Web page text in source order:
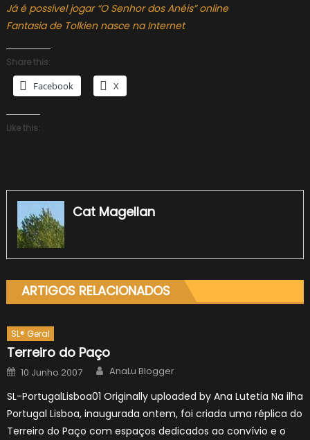
Já é possível jogar “O Senhor dos Anéis” online
Fantasia de Tolkien nasce na Internet
Share this:
Facebook X
Like this:
Cat Magellan
ARTIGOS RELACIONADOS
SL® Geral
Terreiro do Paço
Posted
on
10 Junho 2007 Author
AnaLu Blogger
SL-PortugalLisboa01 Originally uploaded by Ana Lutetia Na ilha
Portugal Lisboa, inaugurada ontem, foi criada uma réplica do
Terreiro do Paço com espaços dedicados ao convívio e o